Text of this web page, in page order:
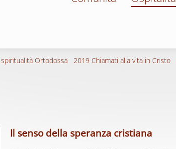
spiritualità Ortodossa 2019 Chiamati alla vita in Cristo
Il senso della speranza cristiana